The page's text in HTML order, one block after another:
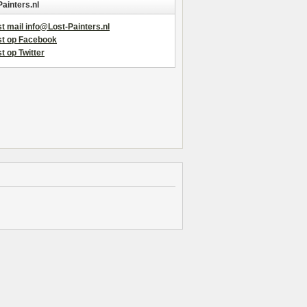
mail info@Lost-Painters.nl
op Facebook
op Twitter